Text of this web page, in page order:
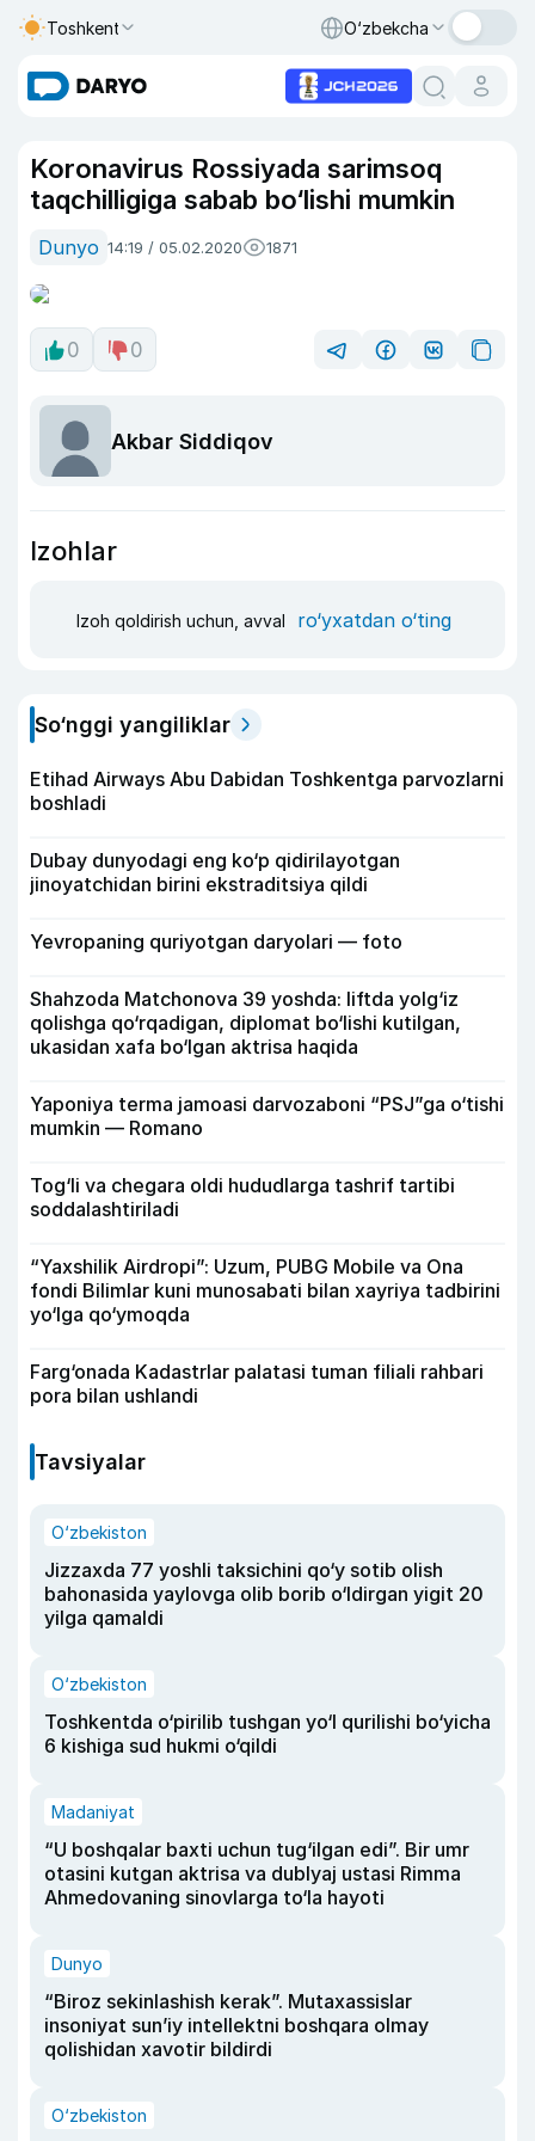
Toshkent O‘zbekcha
Koronavirus Rossiyada sarimsoq
taqchilligiga sabab bo‘lishi mumkin
Dunyo 14:19 / 05.02.2020 1871
0 0
Akbar Siddiqov
Izohlar
Izoh qoldirish uchun, avval ro‘yxatdan o‘ting
So‘nggi yangiliklar
Etihad Airways Abu Dabidan Toshkentga parvozlarni
boshladi
Dubay dunyodagi eng ko‘p qidirilayotgan
jinoyatchidan birini ekstraditsiya qildi
Yevropaning quriyotgan daryolari — foto
Shahzoda Matchonova 39 yoshda: liftda yolg‘iz
qolishga qo‘rqadigan, diplomat bo‘lishi kutilgan,
ukasidan xafa bo‘lgan aktrisa haqida
Yaponiya terma jamoasi darvozaboni “PSJ”ga o‘tishi
mumkin — Romano
Tog‘li va chegara oldi hududlarga tashrif tartibi
soddalashtiriladi
“Yaxshilik Airdropi”: Uzum, PUBG Mobile va Ona
fondi Bilimlar kuni munosabati bilan xayriya tadbirini
yo‘lga qo‘ymoqda
Farg‘onada Kadastrlar palatasi tuman filiali rahbari
pora bilan ushlandi
Tavsiyalar
O‘zbekiston
Jizzaxda 77 yoshli taksichini qo‘y sotib olish
bahonasida yaylovga olib borib o‘ldirgan yigit 20
yilga qamaldi
O‘zbekiston
Toshkentda o‘pirilib tushgan yo‘l qurilishi bo‘yicha
6 kishiga sud hukmi o‘qildi
Madaniyat
“U boshqalar baxti uchun tug‘ilgan edi”. Bir umr
otasini kutgan aktrisa va dublyaj ustasi Rimma
Ahmedovaning sinovlarga to‘la hayoti
Dunyo
“Biroz sekinlashish kerak”. Mutaxassislar
insoniyat sun’iy intellektni boshqara olmay
qolishidan xavotir bildirdi
O‘zbekiston